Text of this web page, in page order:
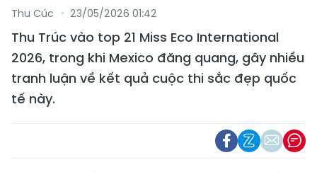
Thu Cúc 23/05/2026 01:42
Thu Trúc vào top 21 Miss Eco International
2026, trong khi Mexico đăng quang, gây nhiều
tranh luận về kết quả cuộc thi sắc đẹp quốc
tế này.